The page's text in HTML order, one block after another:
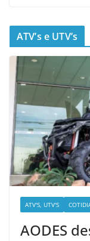
ATV’s e UTV’s
ATV'S, UTV'S
AODES